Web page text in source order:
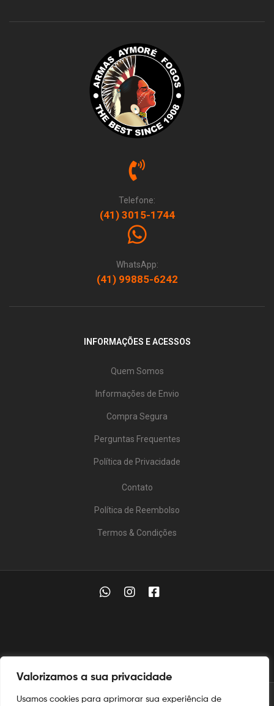
Valorizamos a sua privacidade
Usamos cookies para aprimorar sua experiência de
Telefone:
(41) 3015-1744
WhatsApp:
(41) 99885-6242
INFORMAÇÕES E ACESSOS
Quem Somos
Informações de Envio
Compra Segura
Perguntas Frequentes
Política de Privacidade
Contato
Política de Reembolso
Termos & Condições